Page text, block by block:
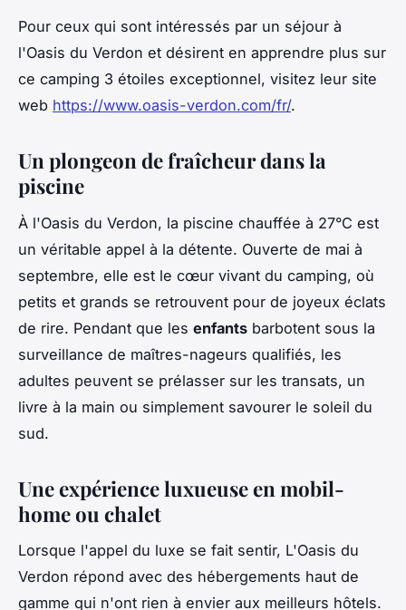
Pour ceux qui sont intéressés par un séjour à
l'Oasis du Verdon et désirent en apprendre plus sur
ce camping 3 étoiles exceptionnel, visitez leur site
web https://www.oasis-verdon.com/fr/.
Un plongeon de fraîcheur dans la
piscine
À l'Oasis du Verdon, la piscine chauffée à 27°C est
un véritable appel à la détente. Ouverte de mai à
septembre, elle est le cœur vivant du camping, où
petits et grands se retrouvent pour de joyeux éclats
de rire. Pendant que les enfants barbotent sous la
surveillance de maîtres-nageurs qualifiés, les
adultes peuvent se prélasser sur les transats, un
livre à la main ou simplement savourer le soleil du
sud.
Une expérience luxueuse en mobil-
home ou chalet
Lorsque l'appel du luxe se fait sentir, L'Oasis du
Verdon répond avec des hébergements haut de
gamme qui n'ont rien à envier aux meilleurs hôtels.